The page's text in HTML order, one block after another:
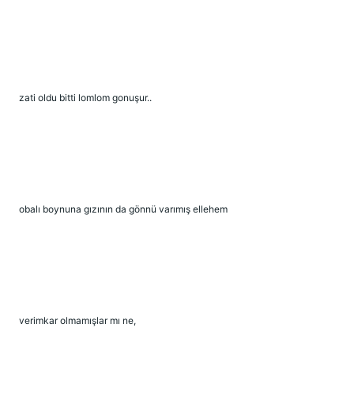
zati oldu bitti lomlom gonuşur..
obalı boynuna gızının da gönnü varımış ellehem
verimkar olmamışlar mı ne,